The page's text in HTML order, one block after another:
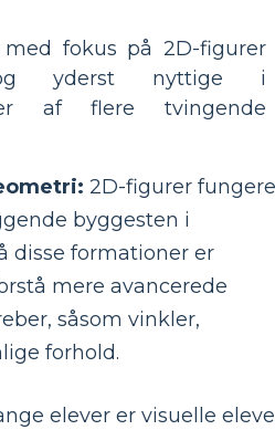
med fokus på 2D-figurer
yderst nyttige i
af flere tvingende
2D-figurer
byggesten i
disse formationer er
mere avancerede
såsom vinkler,
forhold.
elever er visuelle